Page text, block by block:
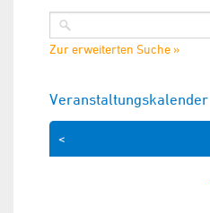
Zur erweiterten Suche »
Veranstaltungskalender
<